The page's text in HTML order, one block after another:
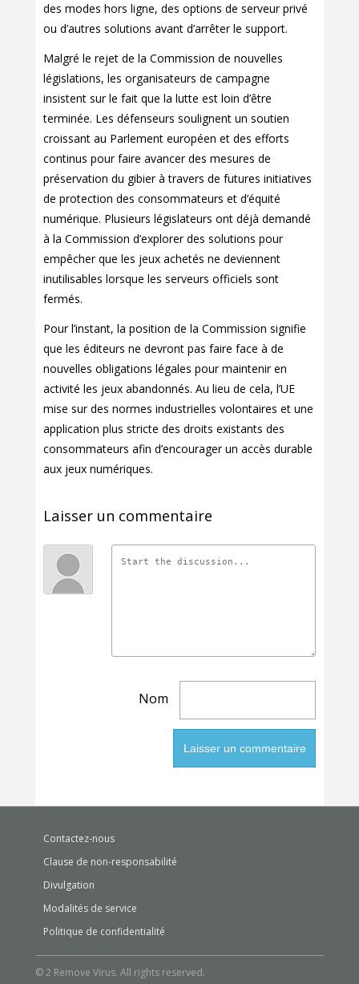
des modes hors ligne, des options de serveur privé
ou d’autres solutions avant d’arrêter le support.
Malgré le rejet de la Commission de nouvelles
législations, les organisateurs de campagne
insistent sur le fait que la lutte est loin d’être
terminée. Les défenseurs soulignent un soutien
croissant au Parlement européen et des efforts
continus pour faire avancer des mesures de
préservation du gibier à travers de futures initiatives
de protection des consommateurs et d’équité
numérique. Plusieurs législateurs ont déjà demandé
à la Commission d’explorer des solutions pour
empêcher que les jeux achetés ne deviennent
inutilisables lorsque les serveurs officiels sont
fermés.
Pour l’instant, la position de la Commission signifie
que les éditeurs ne devront pas faire face à de
nouvelles obligations légales pour maintenir en
activité les jeux abandonnés. Au lieu de cela, l’UE
mise sur des normes industrielles volontaires et une
application plus stricte des droits existants des
consommateurs afin d’encourager un accès durable
aux jeux numériques.
Laisser un commentaire
Nom
Contactez-nous
Clause de non-responsabilité
Divulgation
Modalités de service
Politique de confidentialité
© 2 Remove Virus. All rights reserved.